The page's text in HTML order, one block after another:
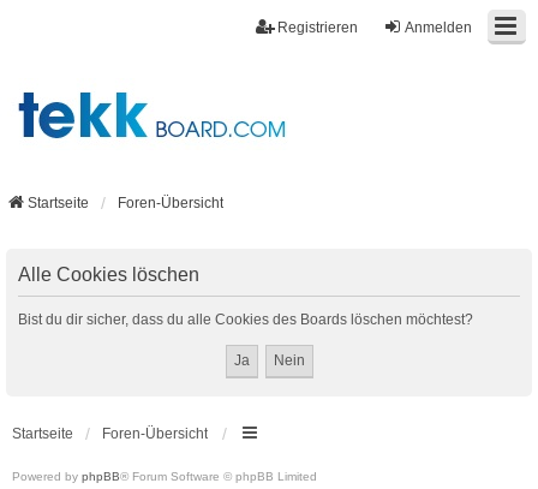
Anmelden
Registrieren
Startseite Foren-Übersicht
Alle Cookies löschen
Bist du dir sicher, dass du alle Cookies des Boards löschen möchtest?
Startseite Foren-Übersicht
Powered by phpBB® Forum Software © phpBB Limited